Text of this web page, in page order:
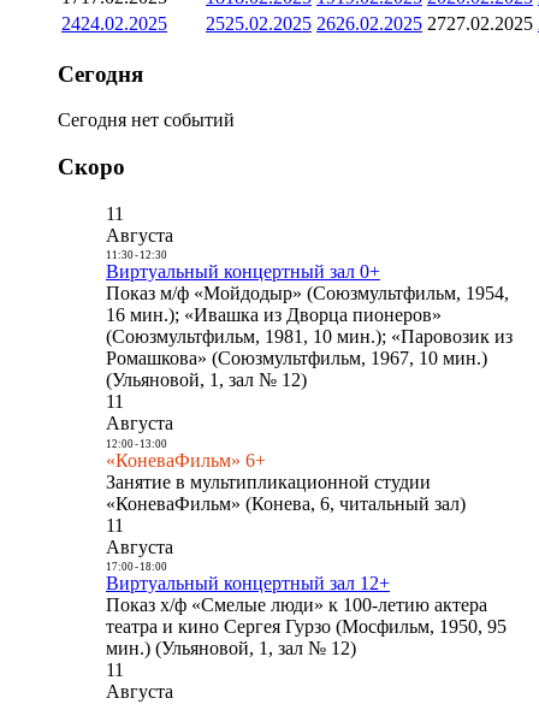
2424.02.2025 2525.02.2025 2626.02.2025 2727.02.2025
Сегодня
Сегодня нет событий
Скоро
11
Августа
11:30- 12:30
Виртуальный концертный зал 0+
Показ м/ф «Мойдодыр» (Союзмультфильм, 1954,
16 мин.); «Ивашка из Дворца пионеров»
(Союзмультфильм, 1981, 10 мин.); «Паровозик из
Ромашкова» (Союзмультфильм, 1967, 10 мин.)
(Ульяновой, 1, зал № 12)
11
Августа
12:00- 13:00
«КоневаФильм» 6+
Занятие в мультипликационной студии
«КоневаФильм» (Конева, 6, читальный зал)
11
Августа
17:00- 18:00
Виртуальный концертный зал 12+
Показ х/ф «Смелые люди» к 100-летию актера
театра и кино Сергея Гурзо (Мосфильм, 1950, 95
мин.) (Ульяновой, 1, зал № 12)
11
Августа